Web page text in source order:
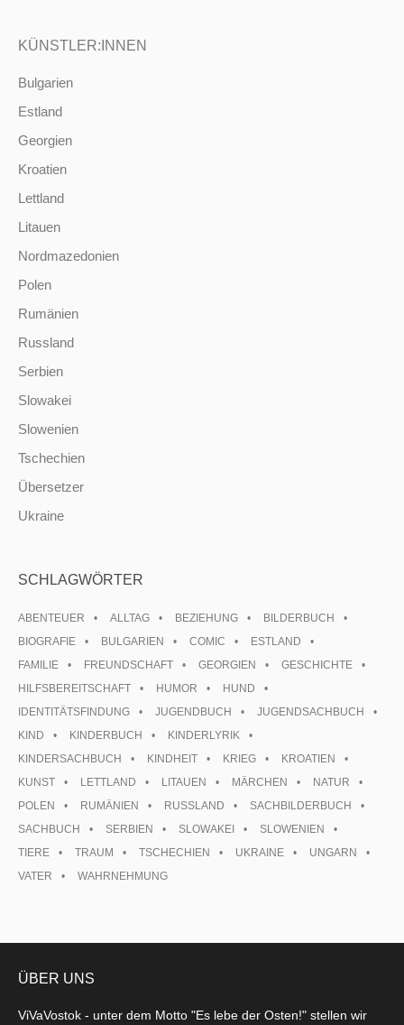
KÜNSTLER:INNEN
Bulgarien
Estland
Georgien
Kroatien
Lettland
Litauen
Nordmazedonien
Polen
Rumänien
Russland
Serbien
Slowakei
Slowenien
Tschechien
Übersetzer
Ukraine
SCHLAGWÖRTER
ABENTEUER ALLTAG BEZIEHUNG
BILDERBUCH
BIOGRAFIE
BULGARIEN COMIC
ESTLAND
FAMILIE
FREUNDSCHAFT GEORGIEN
GESCHICHTE
HILFSBEREITSCHAFT
HUMOR
HUND
IDENTITÄTSFINDUNG
JUGENDBUCH
JUGENDSACHBUCH
KIND
KINDERBUCH
KINDERLYRIK
KINDERSACHBUCH
KINDHEIT KRIEG
KROATIEN
KUNST
LETTLAND LITAUEN MÄRCHEN
NATUR
POLEN
RUMÄNIEN RUSSLAND
SACHBILDERBUCH
SACHBUCH
SERBIEN SLOWAKEI
SLOWENIEN
TIERE
TRAUM TSCHECHIEN UKRAINE
UNGARN
VATER
WAHRNEHMUNG
ÜBER UNS
ViVaVostok - unter dem Motto "Es lebe der Osten!" stellen wir